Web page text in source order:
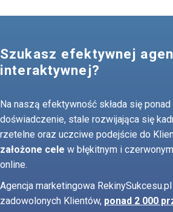
Szukasz efektywnej
interaktywnej?
Na naszą efektywność składa się
doświadczenie, stale rozwijająca się
rzetelne oraz uczciwe podejście do
założone cele w błękitnym i
online.
Agencja marketingowa
zadowolonych Klientów, ponad 2 000